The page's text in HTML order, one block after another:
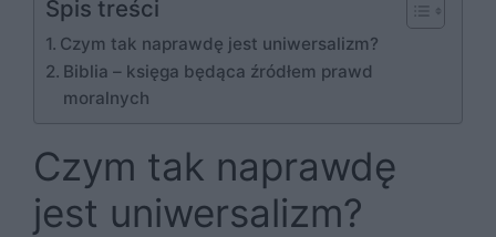
Spis treści
Czym tak naprawdę jest uniwersalizm?
Biblia – księga będąca źródłem prawd
moralnych
Czym tak naprawdę
jest uniwersalizm?